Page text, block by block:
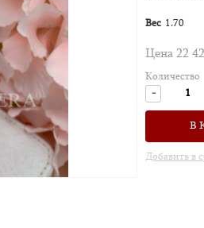
Вес 1.70
Цена 22
Количество
-
В
Добавить в